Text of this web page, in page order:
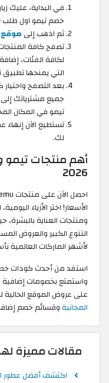
خصم تيمو اول طلب
ثم اذهب إلى موقع
تصفح كافة
لكافة الفئات،
التي يمنحها تطبيق
بعد التصفح
جميع مشترياتك
تيمو في المكان
تستطيع الآن إنهاء
لك.
أهم منتجات
2026
الأسعار! اختر الأزياء
ومنتجات العناية
التنوع الكبير والعروض
لأشهر الماركات العالمية
واستمتع بخصومات إضافية
على عروض الموقع الحالية
المجانيةوقسائم خصم
مقالات مميزة
اكتشف أفضل عطور اوسما 2026 للجنسين